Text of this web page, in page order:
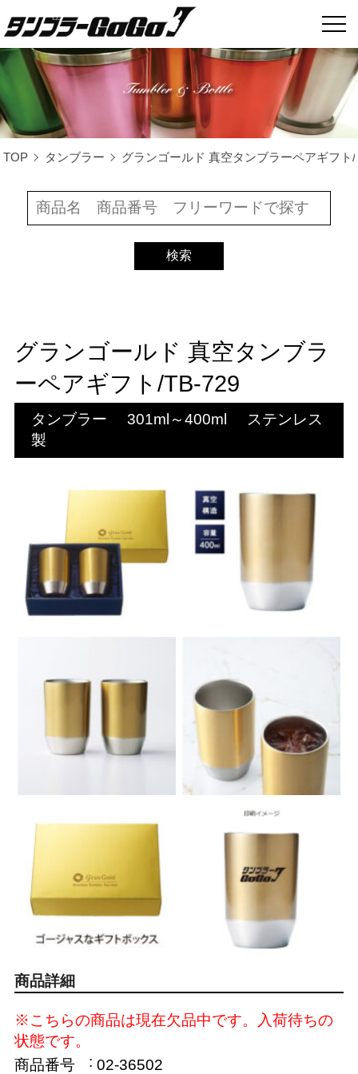
TOP タンブラー グランゴールド 真空タンブラーペアギフト
グランゴールド 真空タンブラ
ーペアギフト/TB-729
タンブラー 301ml～400ml
ステンレス
製
商品詳細
※こちらの商品は現在欠品中です。入荷待ちの
状態です。
商品番号
02-36502